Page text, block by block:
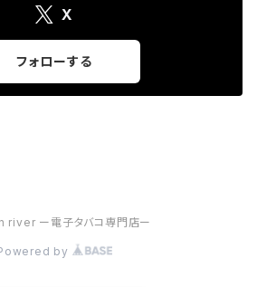
X
フォローする
ー電子タバコ専門店ー
by